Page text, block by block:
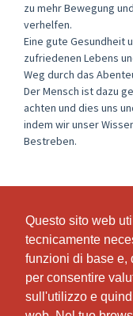
Questo sito web
tecnicamente
funzioni di base e,
per consentire
sull'utilizzo e
Questo sito web
tecnicamente
funzioni di base e,
per consentire
sull'utilizzo e
zu mehr Bewegung
verhelfen.
Eine gute Gesundheit
zufriedenen Lebens
Weg durch das
Der Mensch ist dazu
achten und dies uns
indem wir unser
Bestreben.